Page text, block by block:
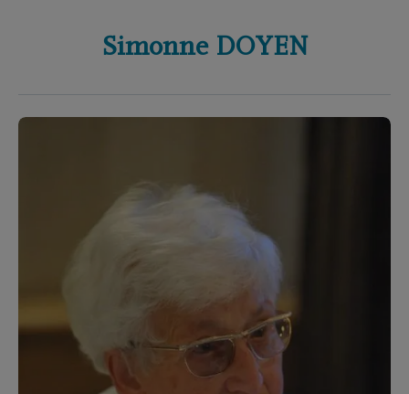
Simonne DOYEN